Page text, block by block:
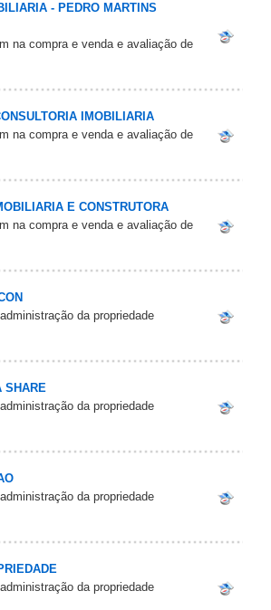
- PEDRO MARTINS
na compra e venda e avaliação de
IMOBILIARIA
na compra e venda e avaliação de
E CONSTRUTORA
na compra e venda e avaliação de
da propriedade
SHARE
da propriedade
da propriedade
da propriedade